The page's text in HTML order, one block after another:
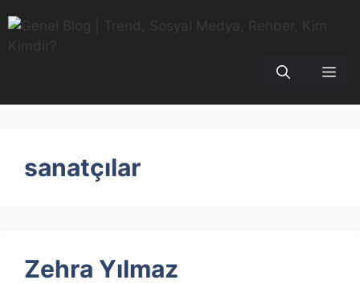
atla
sanatçılar
Zehra Yılmaz